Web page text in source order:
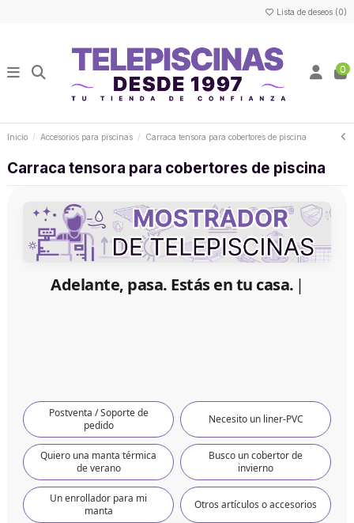
Lista de deseos (0)
0
Inicio Accesorios para piscinas Carraca tensora para cobertores de piscina
Carraca tensora para cobertores de piscina
Adelante, pasa. Estás en tu casa.
Postventa / Soporte de
pedido
Necesito un liner-PVC
Quiero una manta térmica
de verano
Busco un cobertor de
invierno
Un enrollador para mi
manta
Otros artículos o accesorios